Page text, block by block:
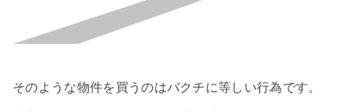
そのような物件を買うのはバクチに等しい行為です。